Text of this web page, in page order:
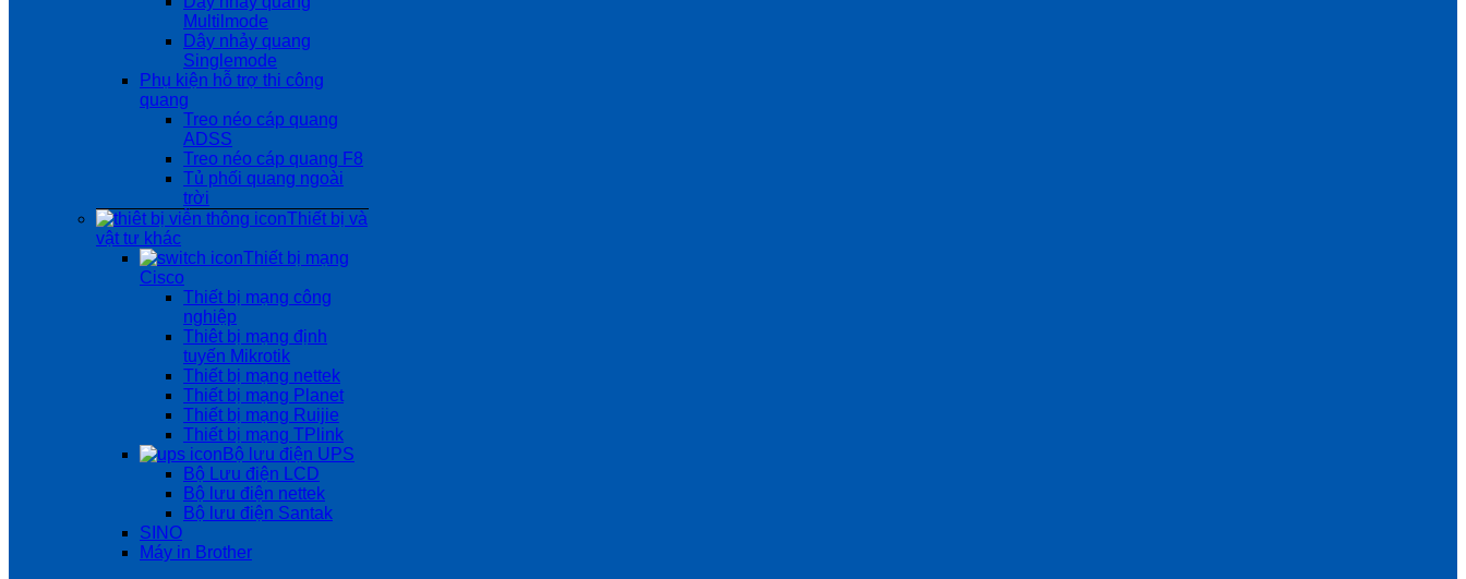
Multilmode
Dây nhảy quang
Singlemode
Phụ kiện hỗ trợ thi công
quang
Treo néo cáp quang
ADSS
Treo néo cáp quang F8
Tủ phối quang ngoài
trời
Thiết bị và
vật tư khác
Thiết bị mạng
Cisco
Thiết bị mạng công
nghiệp
Thiêt bị mạng định
tuyến Mikrotik
Thiết bị mạng nettek
Thiết bị mạng Planet
Thiết bị mạng Ruijie
Thiết bị mạng TPlink
Bộ lưu điện UPS
Bộ Lưu điện LCD
Bộ lưu điện nettek
Bộ lưu điện Santak
SINO
Máy in Brother